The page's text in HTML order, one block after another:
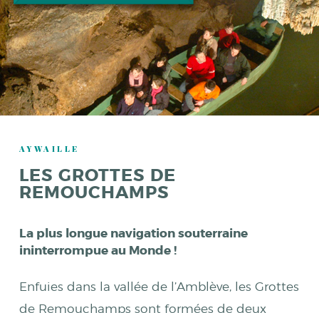
AYWAILLE
LES GROTTES DE
REMOUCHAMPS
La plus longue navigation souterraine
ininterrompue au Monde !
Enfuies dans la vallée de l’Amblève, les Grottes
de Remouchamps sont formées de deux